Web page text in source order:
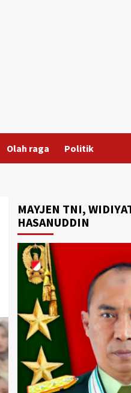
Olah raga Politik
MAYJEN TNI,
HASANUDDIN